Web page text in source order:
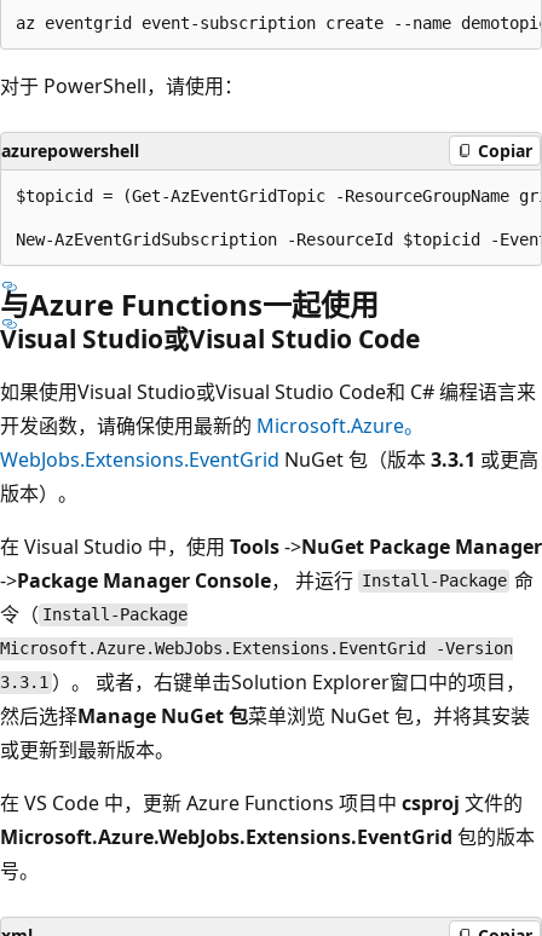
对于 PowerShell，请使用：
azurepowershell Copiar
$topicid = (Get-AzEventGridTopic -ResourceGroupName
与Azure Functions一起使用
Visual Studio或Visual Studio Code
如果使用Visual Studio或Visual Studio Code和 C# 编程语言来
开发函数，请确保使用最新的 Microsoft.Azure。
WebJobs.Extensions.EventGrid NuGet 包（版本3.3.1 或更高
版本）。
在 Visual Studio 中，使用 Tools->NuGet Package Manager
->Package Manager Console， 并运行 Install-Package 命
令（ Install-Package
Microsoft.Azure.WebJobs.Extensions.EventGrid -Version
3.3.1 ）。 或者，右键单击Solution Explorer窗口中的项目，
然后选择Manage NuGet 包菜单浏览 NuGet 包，并将其安装
或更新到最新版本。
在 VS Code 中，更新 Azure Functions 项目中 csproj 文件的
Microsoft.Azure.WebJobs.Extensions.EventGrid 包的版本
号。